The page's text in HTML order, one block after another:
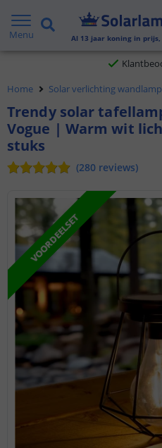
Menu Al 13 jaar koning in
Gratis verzending
Voor 23:45 uur
Home Solar verlichting
Trendy solar
Vogue | Warm wit
stuks
(280 reviews)
VOORDEELSET